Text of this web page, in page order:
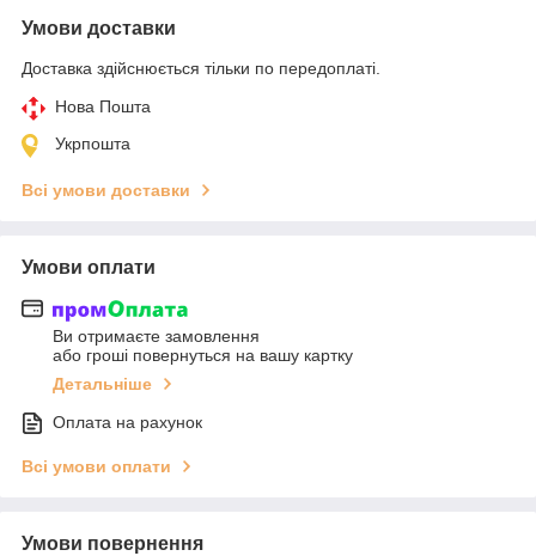
Умови доставки
Доставка здійснюється тільки по передоплаті.
Нова Пошта
Укрпошта
Всі умови доставки
Умови оплати
Ви отримаєте замовлення
або гроші повернуться на вашу картку
Детальніше
Оплата на рахунок
Всі умови оплати
Умови повернення